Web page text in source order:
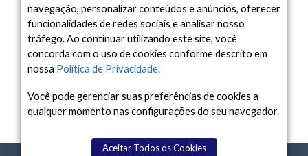
Arquivo
Arquivo
navegação, personalizar conteúdos e anúncios, oferecer
funcionalidades de redes sociais e analisar nosso
tráfego. Ao continuar utilizando este site, você
concorda com o uso de cookies conforme descrito em
nossa Política de Privacidade.
Você pode gerenciar suas preferências de cookies a
qualquer momento nas configurações do seu navegador.
Aceitar Todos os Cookies